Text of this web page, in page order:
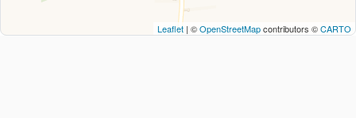
Leaflet | ©OpenStreetMapcontributors ©CARTO